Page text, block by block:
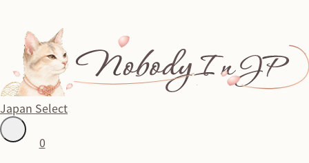
Japan Select
0